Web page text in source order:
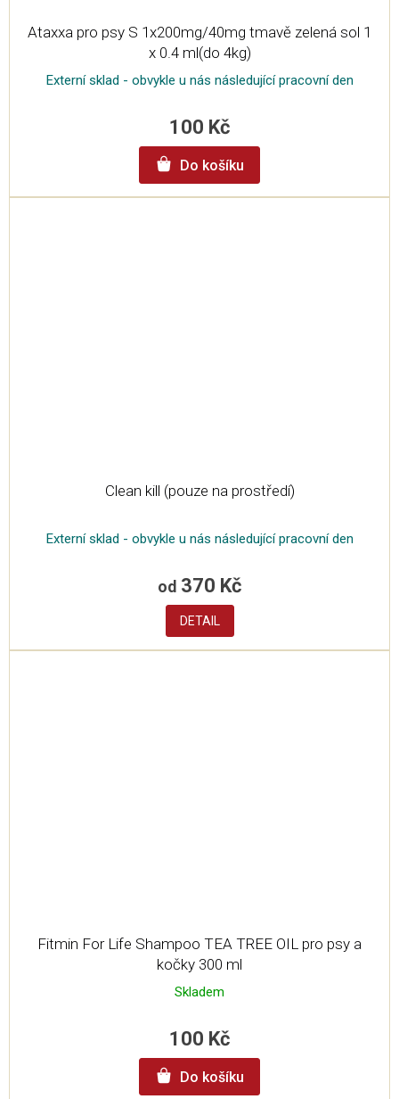
Ataxxa pro psy S 1x200mg/40mg tmavě zelená sol 1
x 0.4 ml(do 4kg)
Externí sklad - obvykle u nás následující pracovní den
100 Kč
Do košíku
Clean kill (pouze na prostředí)
Externí sklad - obvykle u nás následující pracovní den
od 370 Kč
DETAIL
Fitmin For Life Shampoo TEA TREE OIL pro psy a
kočky 300 ml
Skladem
100 Kč
Do košíku